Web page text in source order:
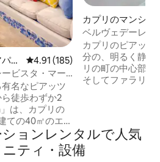
ー
レビュー185件、5つ星中4.91つ
4.91 (185)
ビスタ・マー
名なピアッツ
徒歩わずか2
は、カプリの
ての40㎡のエレ
スイートで、
います。古代の
取り、現代美術
カプリのマンショ
ベルヴェデーレの
ント
カプリのピアッツ
分の、明るく静か
リの町の中心部
そしてファラリオ
広々とした涼し
ています。リラッ
のに最適です。周
ョンレンタルで人気
ティ・設備